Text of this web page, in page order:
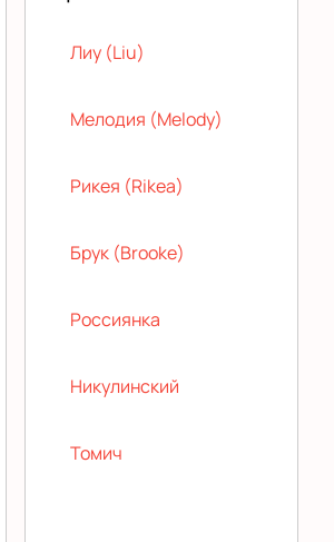
Лиу (Liu)
Мелодия (Melody)
Рикея (Rikea)
Брук (Brooke)
Россиянка
Никулинский
Томич